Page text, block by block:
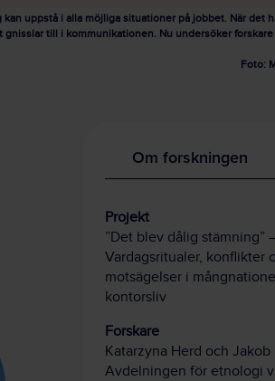
kan uppstå i alla möjliga situationer på jobbet. När det
gnisslar till i kommunikationen. Nu undersöker
Foto:
Om forskningen
Projekt
”Det blev dålig stämning”
Vardagsritualer, konflikter
motsägelser i
kontorsliv
Forskare
Katarzyna Herd och Jakob
Avdelningen för etnologi